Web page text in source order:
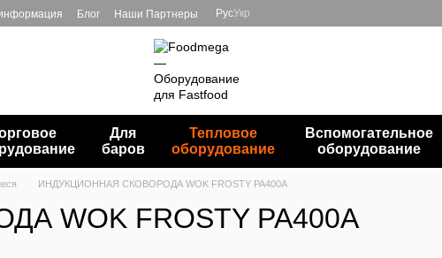
Блог Наши Партнеры РусУкр
Для
баров
Тепловое
оборудование
Вспомогательное
оборудование
ИНДУКЦИОННАЯ СКОВОРОДА WOK FROSTY PA400A
WOK FROSTY PA400A